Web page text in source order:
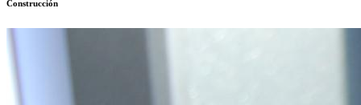
Construcción